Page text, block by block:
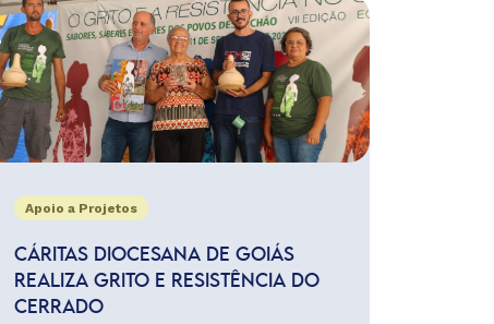
Apoio a Projetos
CÁRITAS DIOCESANA DE GOIÁS
REALIZA GRITO E RESISTÊNCIA DO
CERRADO